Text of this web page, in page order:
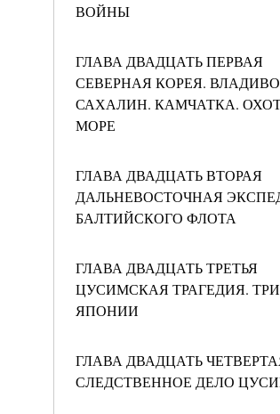
ВОЙНЫ
ГЛАВА ДВАДЦАТЬ ПЕРВАЯ
СЕВЕРНАЯ КОРЕЯ.
САХАЛИН. КАМЧАТКА.
МОРЕ
ГЛАВА ДВАДЦАТЬ ВТОРАЯ
ДАЛЬНЕВОСТОЧНАЯ
БАЛТИЙСКОГО ФЛОТА
ГЛАВА ДВАДЦАТЬ ТРЕТЬЯ
ЦУСИМСКАЯ ТРАГЕДИЯ.
ЯПОНИИ
ГЛАВА ДВАДЦАТЬ
СЛЕДСТВЕННОЕ ДЕЛО